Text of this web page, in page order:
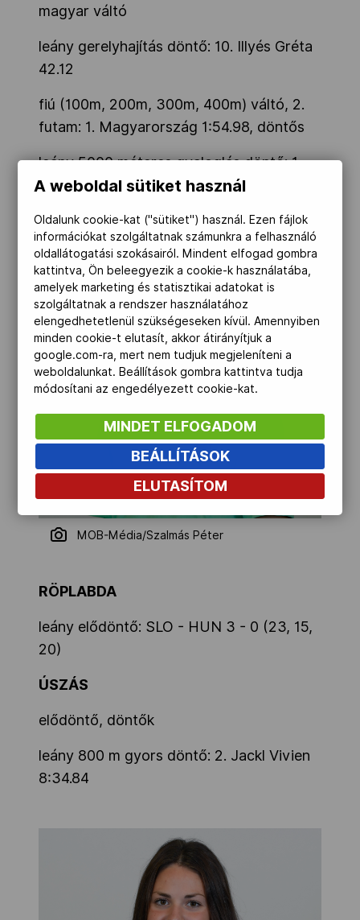
magyar váltó
leány gerelyhajítás döntő: 10. Illyés Gréta
42.12
fiú (100m, 200m, 300m, 400m) váltó, 2.
futam: 1. Magyarország 1:54.98, döntős
leány 5000 méteres gyaloglás döntő: 1.
Kovács Alexandra 22:42.91
MOB-Média/Szalmás Péter
RÖPLABDA
leány elődöntő: SLO - HUN 3 - 0 (23, 15,
20)
ÚSZÁS
elődöntő, döntők
leány 800 m gyors döntő: 2. Jackl Vivien
8:34.84
A weboldal sütiket használ
Oldalunk cookie-kat ("sütiket") használ. Ezen fájlok
információkat szolgáltatnak számunkra a felhasználó
oldallátogatási szokásairól. Mindent elfogad gombra
kattintva, Ön beleegyezik a cookie-k használatába,
amelyek marketing és statisztikai adatokat is
szolgáltatnak a rendszer használatához
elengedhetetlenül szükségeseken kívül. Amennyiben
minden cookie-t elutasít, akkor átirányítjuk a
google.com-ra, mert nem tudjuk megjeleníteni a
weboldalunkat. Beállítások gombra kattintva tudja
módosítani az engedélyezett cookie-kat.
MINDET ELFOGADOM
BEÁLLÍTÁSOK
ELUTASÍTOM